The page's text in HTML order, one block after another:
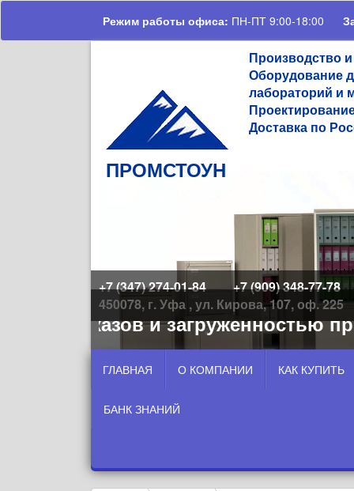
Режим работы офиса: ПН-ПТ 9:00-18:00
ПРОМСТОУН
Производство
Оборудование
лабораторий и
Доставка по
+7 (347) 274-01-84
+7 (909) 348-77-78
450078, г. Уфа , ул. Кирова, 107, оф. 225
заказов и загруженностью
ГЛАВНАЯ О КОМПАНИИ КАК КУПИТЬ
БАНК ЗНАНИЙ